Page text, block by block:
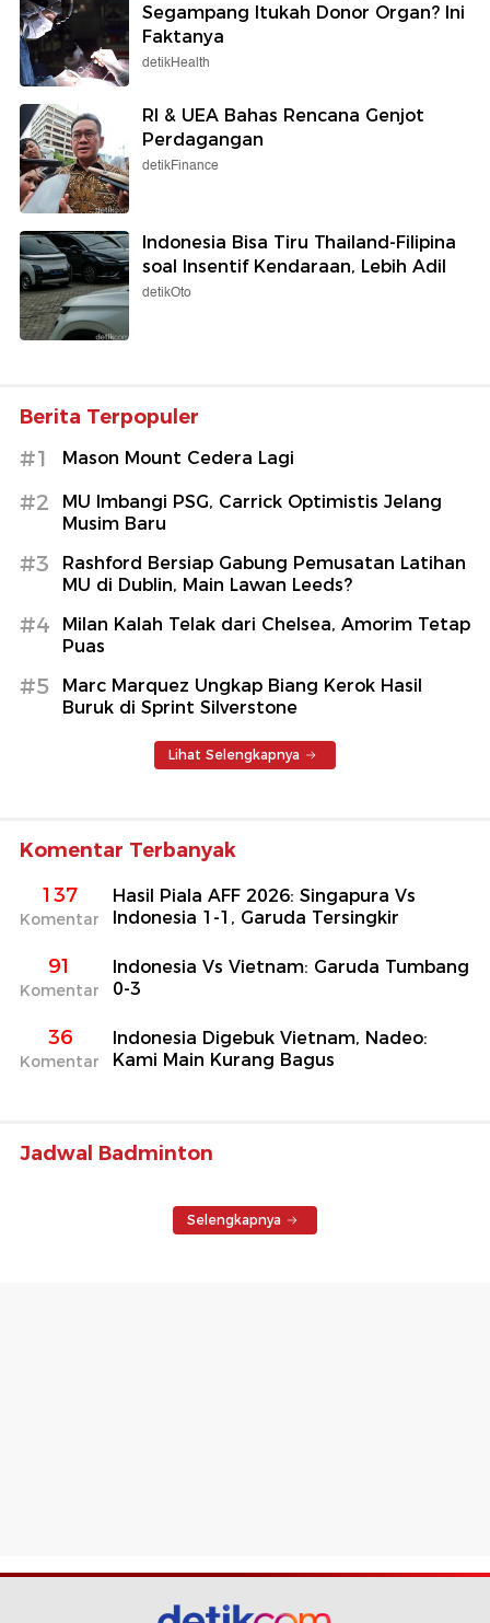
Segampang Itukah Donor Organ? Ini
Faktanya
detikHealth
RI & UEA Bahas Rencana Genjot
Perdagangan
detikFinance
Indonesia Bisa Tiru Thailand-Filipina
soal Insentif Kendaraan, Lebih Adil
detikOto
Berita Terpopuler
#1 Mason Mount Cedera Lagi
#2
MU Imbangi PSG, Carrick Optimistis Jelang
Musim Baru
#3
Rashford Bersiap Gabung Pemusatan Latihan
MU di Dublin, Main Lawan Leeds?
#4
Milan Kalah Telak dari Chelsea, Amorim Tetap
Puas
#5
Marc Marquez Ungkap Biang Kerok Hasil
Buruk di Sprint Silverstone
Lihat Selengkapnya
Komentar Terbanyak
137
Komentar
Hasil Piala AFF 2026: Singapura Vs
Indonesia 1-1, Garuda Tersingkir
91
Komentar
Indonesia Vs Vietnam: Garuda Tumbang
0-3
36
Komentar
Indonesia Digebuk Vietnam, Nadeo:
Kami Main Kurang Bagus
Jadwal Badminton
Selengkapnya